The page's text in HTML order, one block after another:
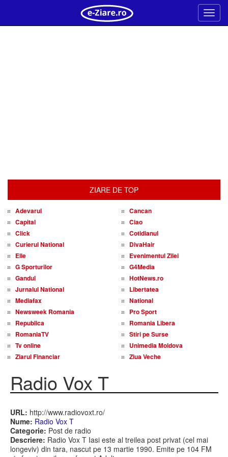
Meniu
ZIARE DE TOP
Adevarul
Cancan
Capital
Ciao
Click
Cotidianul
Curierul National
DivaHair
Elle
Evenimentul Zilei
G Sporturilor
G4Media
Gandul
HotNews.ro
Jurnalul National
Libertatea
Mediafax
National
Newsweek Romania
Pro Sport
Republica
Romania Libera
RomaniaTV
Stiri pe Surse
Tv online
Unimedia Moldova
Ziarul Financiar
Ziua Veche
Radio Vox T
URL: http://www.radiovoxt.ro/
Nume: Radio Vox T
Categorie: Post de radio
Descriere: Radio Vox T Iasi este al treilea post privat (cel mai
longeviv) din tara, nascut pe 13 martie 1990. Emite pe 104 FM